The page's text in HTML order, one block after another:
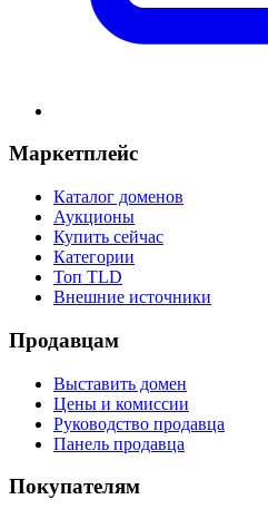
Маркетплейс
Каталог доменов
Аукционы
Купить сейчас
Категории
Топ TLD
Внешние источники
Продавцам
Выставить домен
Цены и комиссии
Руководство продавца
Панель продавца
Покупателям